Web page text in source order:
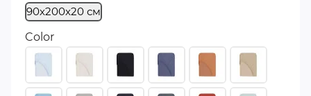
90х200х20 см
Color